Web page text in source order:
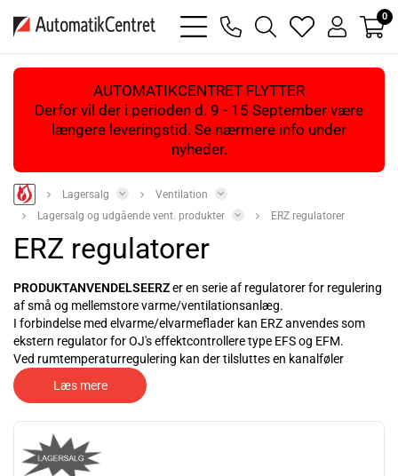
bars
light
phone
magnifying
glass
heart
light
user
light
0
AUTOMATIKCENTRET FLYTTER
Derfor vil der i perioden d. 9 - 15 September være
længere leveringstid. Se nærmere info under
nyheder.
Lagersalg
Ventilation
Lagersalg og udgående vent. produkter
ERZ regulatorer
ERZ regulatorer
PRODUKTANVENDELSEERZer en serie af regulatorer for regulering
af små og mellemstore varme/ventilationsanlæg.
I forbindelse med elvarme/elvarmeflader kan ERZ anvendes som
ekstern regulator for OJ's effektcontrollere type EFS og EFM.
Ved rumtemperaturregulering kan der tilsluttes en kanalføler
(limitføler) således at der kan sikres en min. eller max. temperatur -
se under de enkelte typer.
Læs mere